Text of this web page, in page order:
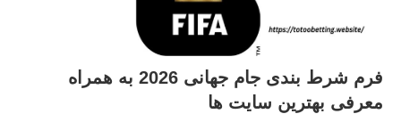
فرم شرط بندی جام جهانی 2026 به همراه
معرفی بهترین سایت ها